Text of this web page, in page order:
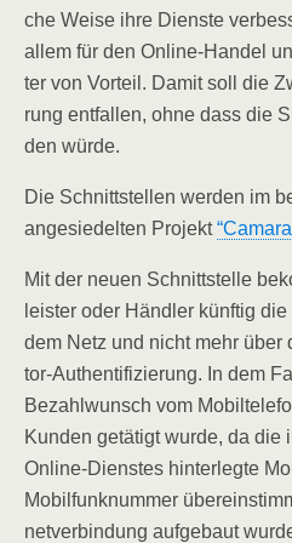
che Wei­se ihre Diens­te
allem für den Online-Han­del
ter von Vor­teil. Damit soll die
rung ent­fal­len, ohne dass die
den würde.
Die Schnitt­stel­len wer­den im
ange­sie­del­ten Pro­jekt
Mit der neu­en Schnitt­stel­le
leis­ter oder Händ­ler künf­tig
dem Netz und nicht mehr
tor-Authen­ti­fi­zie­rung. In dem
Bezahl­wunsch vom
Kun­den getä­tigt wur­de, da die
Online-Diens­tes hin­ter­leg­te
Mobil­funk­num­mer
net­ver­bin­dung auf­ge­baut